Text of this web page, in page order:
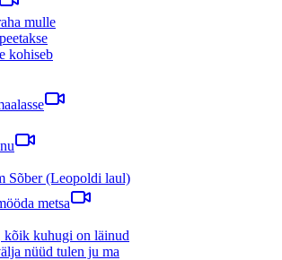
mulle
kohiseb
Sõber (Leopoldi laul)
metsa
kõik kuhugi on läinud
nüüd tulen ju ma